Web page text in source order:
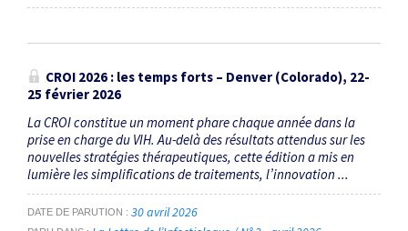
CROI 2026 : les temps forts – Denver (Colorado), 22-
25 février 2026
La CROI constitue un moment phare chaque année dans la
prise en charge du VIH. Au-delà des résultats attendus sur les
nouvelles stratégies thérapeutiques, cette édition a mis en
lumière les simplifications de traitements, l’innovation ...
DATE DE PARUTION 30 avril 2026